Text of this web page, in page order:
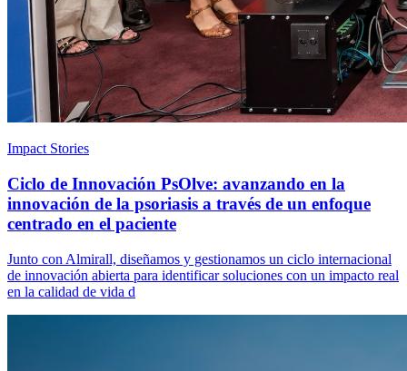
Impact Stories
Ciclo de Innovación PsOlve: avanzando en la
innovación de la psoriasis a través de un enfoque
centrado en el paciente
Junto con Almirall, diseñamos y gestionamos un ciclo internacional
de innovación abierta para identificar soluciones con un impacto real
en la calidad de vida d